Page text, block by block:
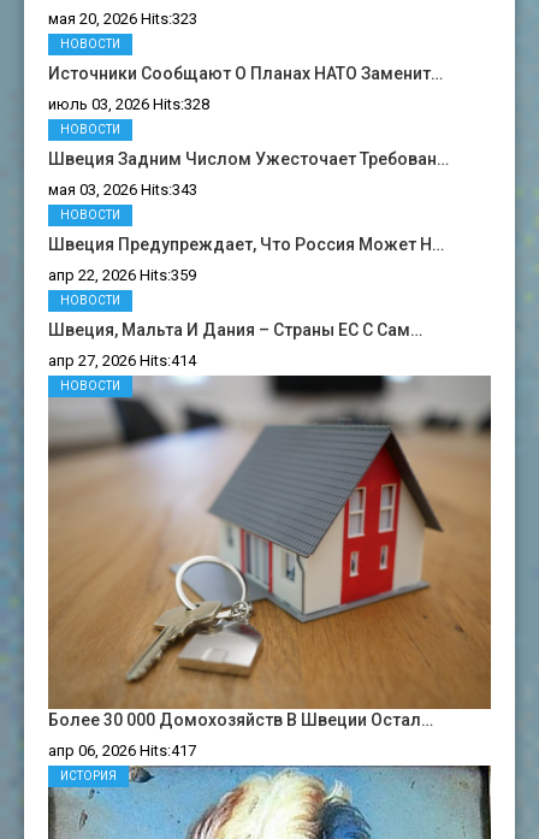
мая 20, 2026 Hits:323
Источники Сообщают О Планах НАТО Заменит…
июль 03, 2026 Hits:328
НОВОСТИ
Швеция Задним Числом Ужесточает Требован…
мая 03, 2026 Hits:343
НОВОСТИ
Швеция Предупреждает, Что Россия Может Н…
апр 22, 2026 Hits:359
НОВОСТИ
Швеция, Мальта И Дания – Страны ЕС С Сам…
апр 27, 2026 Hits:414
НОВОСТИ
Более 30 000 Домохозяйств В Швеции Остал…
апр 06, 2026 Hits:417
НОВОСТИ
ИСТОРИЯ